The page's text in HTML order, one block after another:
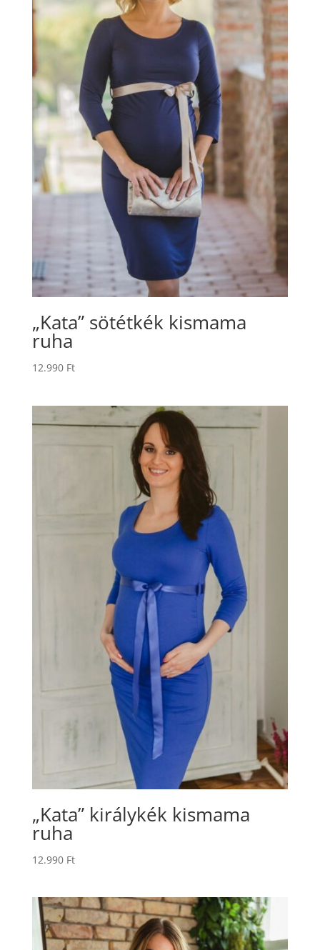
„Kata” sötétkék kismama
ruha
12.990 Ft
„Kata” királykék kismama
ruha
12.990 Ft